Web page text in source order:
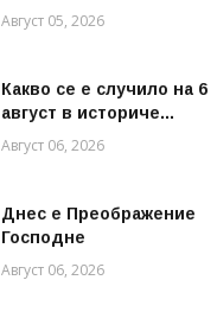
Август 05, 2026
Какво се е случило на 6
август в историче...
Август 06, 2026
Днес е Преображение
Господне
Август 06, 2026